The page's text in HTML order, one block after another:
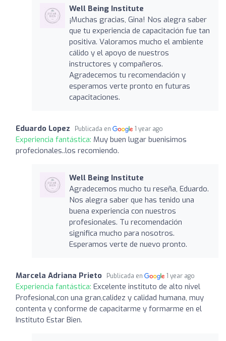
Well Being Institute
¡Muchas gracias, Gina! Nos alegra saber
que tu experiencia de capacitación fue tan
positiva. Valoramos mucho el ambiente
cálido y el apoyo de nuestros
instructores y compañeros.
Agradecemos tu recomendación y
esperamos verte pronto en futuras
capacitaciones.
Eduardo Lopez Publicada en 1 year ago
Experiencia fantástica: Muy buen lugar buenisimos
profecionales..los recomiendo.
Well Being Institute
Agradecemos mucho tu reseña, Eduardo.
Nos alegra saber que has tenido una
buena experiencia con nuestros
profesionales. Tu recomendación
significa mucho para nosotros.
Esperamos verte de nuevo pronto.
Marcela Adriana Prieto Publicada en 1 year ago
Experiencia fantástica: Excelente instituto de alto nivel
Profesional,con una gran,calidez y calidad humana, muy
contenta y conforme de capacitarme y formarme en el
Instituto Estar Bien.